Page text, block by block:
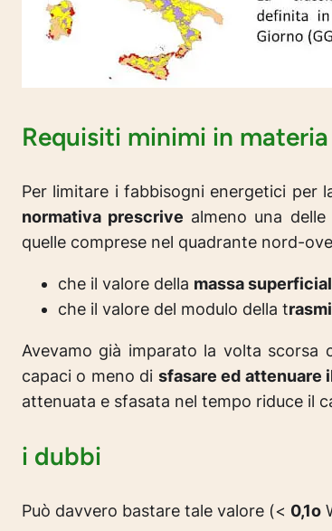
Requisiti minimi in
Per limitare i fabbisogni energetici per
normativa prescrive almeno una delle
quelle comprese nel quadrante nord-
che il valore della massa
che il valore del modulo della t
Avevamo già imparato la volta scorsa
capaci o meno di sfasare ed attenuare
attenuata e sfasata nel tempo riduce il
i dubbi
Può davvero bastare tale valore (< 0,1o